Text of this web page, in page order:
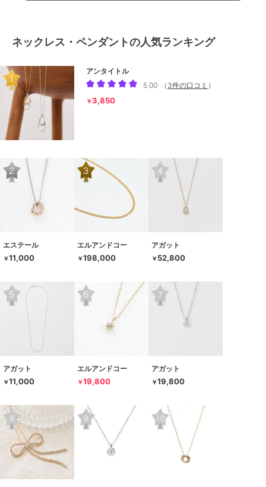
ネックレス・ペンダントの人気ランキング
アンタイトル
5.00
（ 3件の口コミ ）
￥3,850
エステール
￥11,000
エルアンドコー
￥198,000
アガット
￥ 52,800
アガット
￥11,000
エルアンドコー
￥19,800
アガット
￥19,800